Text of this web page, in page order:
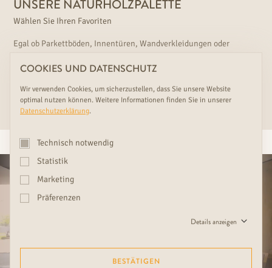
UNSERE NATURHOLZPALETTE
Wählen Sie Ihren Favoriten
Egal ob Parkettböden, Innentüren, Wandverkleidungen oder
bietet werden Sie sicherlich fündig.
JETZT TERMIN VEREINBAREN
COOKIES UND DATENSCHUTZ
Wir verwenden Cookies, um sicherzustellen, dass Sie unsere Website
optimal nutzen können. Weitere Informationen finden Sie in unserer
Datenschutzerklärung.
Technisch notwendig
Statistik
Marketing
Präferenzen
Details anzeigen
BESTÄTIGEN